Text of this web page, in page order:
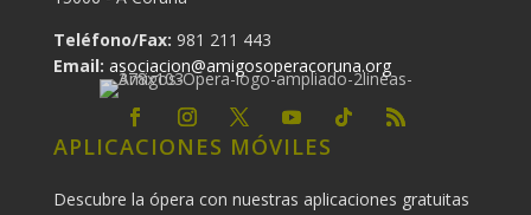
Teléfono/Fax: 981 211 443
Email: asociacion@amigosoperacoruna.org
APLICACIONES MÓVILES
Descubre la ópera con nuestras aplicaciones gratuitas